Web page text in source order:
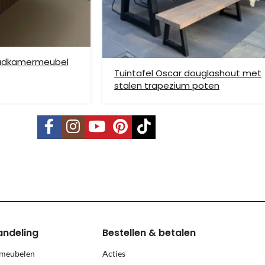
mogelijk. Kleine pakketten kunnen via DHL verstuurd
Terschelling, Ameland,
Tuintafel Oscar douglashout met
stalen trapezium poten
Bestellen & betalen
Acties